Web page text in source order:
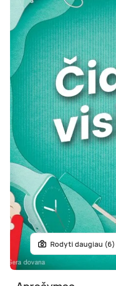
Rodyti daugiau (6)